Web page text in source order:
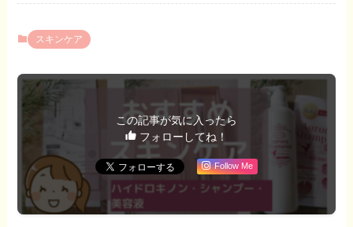
スキンケア
この記事が気に入ったら
フォローしてね！
Follow Me